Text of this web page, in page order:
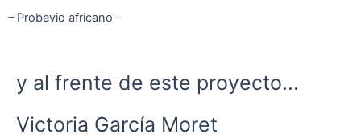
– Probevio africano –
y al frente de este proyecto...
Victoria García Moret